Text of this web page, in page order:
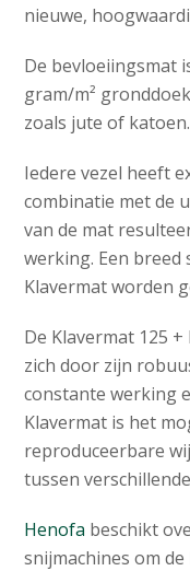
nieuwe,
De bevloeiingsmat
gram/m²
zoals jute of katoen.
Iedere vezel heeft
combinatie met de
van de mat
werking. Een breed
Klavermat worden
De Klavermat 125
zich door zijn
constante werking
Klavermat is het
reproduceerbare
tussen
Henofa beschikt
snijmachines om